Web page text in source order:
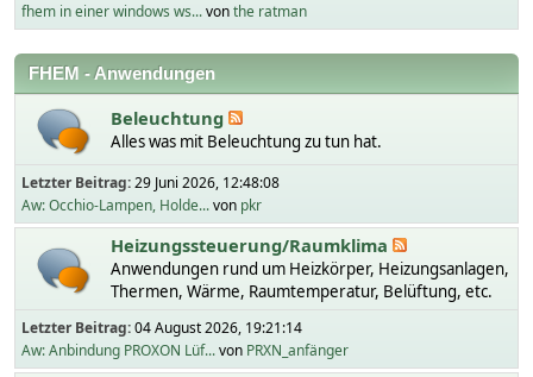
fhem in einer windows ws...vonthe ratman
FHEM - Anwendungen
Beleuchtung
Alles was mit Beleuchtung zu tun hat.
Letzter Beitrag:29 Juni 2026, 12:48:08
Aw: Occhio-Lampen, Holde...von pkr
Heizungssteuerung/Raumklima
Anwendungen rund um Heizkörper, Heizungsanlagen,
Thermen, Wärme, Raumtemperatur, Belüftung, etc.
Letzter Beitrag:04 August 2026, 19:21:14
Aw: Anbindung PROXON Lüf...von PRXN_anfänger